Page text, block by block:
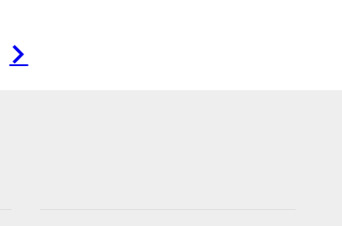
successiva